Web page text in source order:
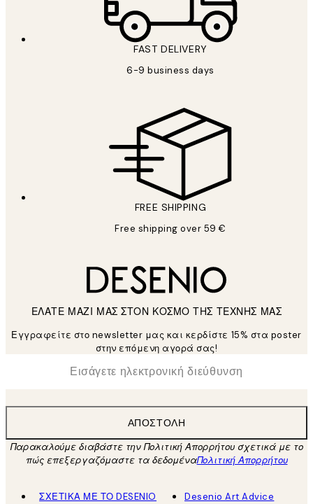
FAST DELIVERY
6-9 business days
FREE SHIPPING
Free shipping over 59 €
ΕΛΑΤΕ ΜΑΖΙ ΜΑΣ ΣΤΟΝ ΚΟΣΜΟ ΤΗΣ ΤΕΧΝΗΣ ΜΑΣ
Εγγραφείτε στο newsletter μας και κερδίστε 15% στα poster
στην επόμενη αγορά σας!
Ηλεκτρονική Διεύθυνση
ΑΠΟΣΤΟΛΉ
Παρακαλούμε διαβάστε την Πολιτική Απορρήτου σχετικά με το
πώς επεξεργαζόμαστε τα δεδομέναΠολιτική Απορρήτου
ΣΧΕΤΙΚΑ ΜΕ ΤΟ DESENIO
Desenio Art Advice